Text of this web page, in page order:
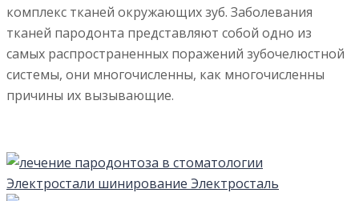
комплекс тканей окружающих зуб. Заболевания
тканей пародонта представляют собой одно из
самых распространенных поражений зубочелюстной
системы, они многочисленны, как многочисленны
причины их вызывающие.